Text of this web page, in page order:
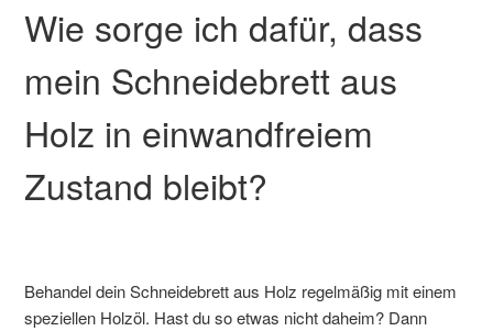
Wie sorge ich dafür, dass
mein Schneidebrett aus
Holz in einwandfreiem
Zustand bleibt?
Behandel dein Schneidebrett aus Holz regelmäßig mit einem
speziellen Holzöl. Hast du so etwas nicht daheim? Dann